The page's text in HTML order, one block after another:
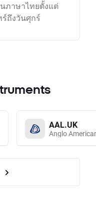
ภาษาไทยตั้งแต่
ร์ถึงวันศุกร์
AAL.UK
Anglo